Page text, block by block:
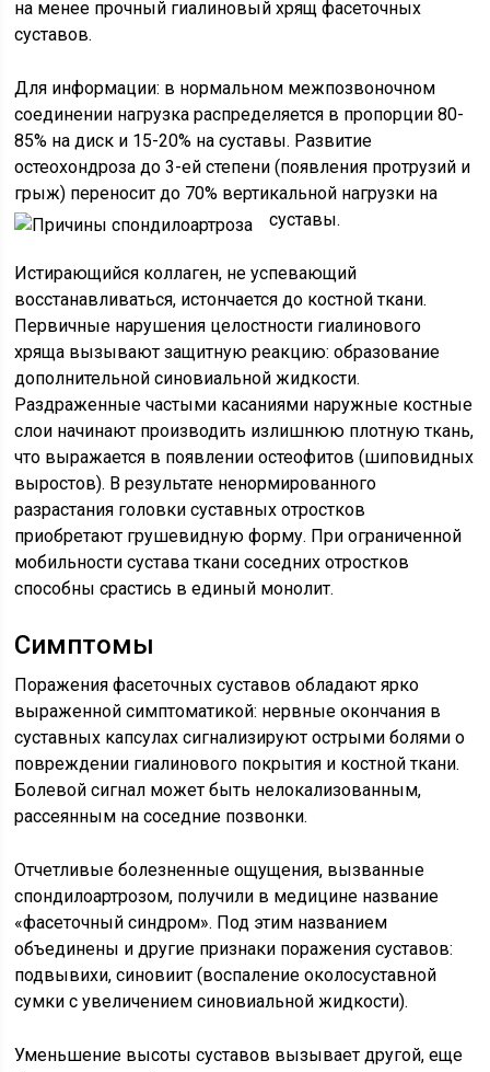
на менее прочный гиалиновый хрящ фасеточных
суставов.
Для информации: в нормальном межпозвоночном
соединении нагрузка распределяется в пропорции 80-
85% на диск и 15-20% на суставы. Развитие
остеохондроза до 3-ей степени (появления протрузий и
грыж) переносит до 70% вертикальной нагрузки на
суставы.
Истирающийся коллаген, не успевающий
восстанавливаться, истончается до костной ткани.
Первичные нарушения целостности гиалинового
хряща вызывают защитную реакцию: образование
дополнительной синовиальной жидкости.
Раздраженные частыми касаниями наружные костные
слои начинают производить излишнюю плотную ткань,
что выражается в появлении остеофитов (шиповидных
выростов). В результате ненормированного
разрастания головки суставных отростков
приобретают грушевидную форму. При ограниченной
мобильности сустава ткани соседних отростков
способны срастись в единый монолит.
Симптомы
Поражения фасеточных суставов обладают ярко
выраженной симптоматикой: нервные окончания в
суставных капсулах сигнализируют острыми болями о
повреждении гиалинового покрытия и костной ткани.
Болевой сигнал может быть нелокализованным,
рассеянным на соседние позвонки.
Отчетливые болезненные ощущения, вызванные
спондилоартрозом, получили в медицине название
«фасеточный синдром». Под этим названием
объединены и другие признаки поражения суставов:
подвывихи, синовиит (воспаление околосуставной
сумки с увеличением синовиальной жидкости).
Уменьшение высоты суставов вызывает другой, еще